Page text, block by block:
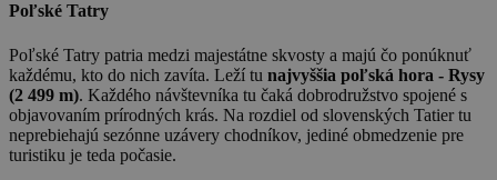
Poľské Tatry
Poľské Tatry patria medzi majestátne skvosty a majú čo ponúknuť
každému, kto do nich zavíta. Leží tu najvyššia poľská hora - Rysy
(2 499 m). Každého návštevníka tu čaká dobrodružstvo spojené s
objavovaním prírodných krás. Na rozdiel od slovenských Tatier tu
neprebiehajú sezónne uzávery chodníkov, jediné obmedzenie pre
turistiku je teda počasie.